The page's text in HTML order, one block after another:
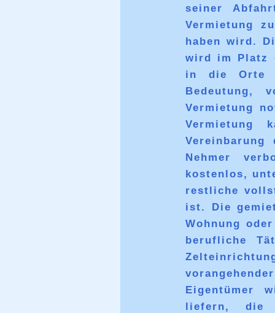
seiner
Vermietung
haben wird.
wird im Platz
in die Orte
Bedeutung,
Vermietung
Vermietung
Nehmer
kostenlos,
restliche
ist. Die
Wohnung
berufliche
Eigentümer
liefern, die